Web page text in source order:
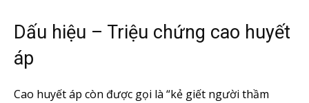
Dấu hiệu – Triệu chứng cao huyết
áp
Cao huyết áp còn được gọi là “kẻ giết người thầm